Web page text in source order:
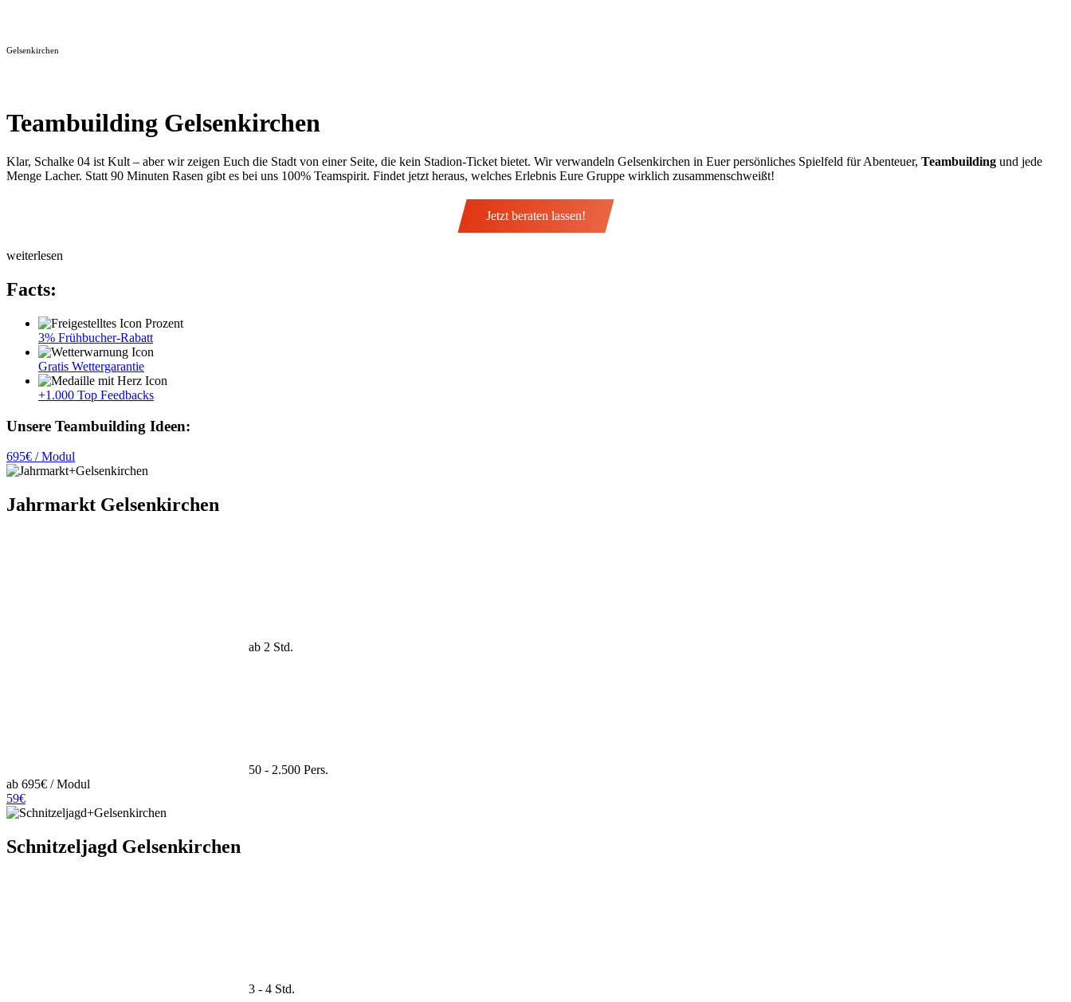
Gelsenkirchen
Teambuilding Gelsenkirchen
Klar, Schalke 04 ist Kult – aber wir zeigen Euch die Stadt von einer Seite, die kein Stadion-Ticket bietet. Wir verwandeln Gelsenkirchen in Euer persönliches Spielfeld für Abenteuer, Teambuilding und jede
Menge Lacher. Statt 90 Minuten Rasen gibt es bei uns 100% Teamspirit. Findet jetzt heraus, welches Erlebnis Eure Gruppe wirklich zusammenschweißt!
Jetzt beraten lassen!
weiterlesen
Facts:
3% Frühbucher-Rabatt
Gratis Wettergarantie
+1.000 Top Feedbacks
Unsere Teambuilding Ideen:
695€ / Modul
Jahrmarkt Gelsenkirchen
ab 2 Std.
50 - 2.500 Pers.
ab 695€ / Modul
59€
Schnitzeljagd Gelsenkirchen
3 - 4 Std.